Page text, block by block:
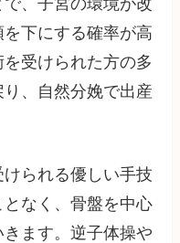
下にする確率が高
受けられた方の多
、自然分娩で出産
られる優しい手技
なく、骨盤を中心
ます。逆子体操や